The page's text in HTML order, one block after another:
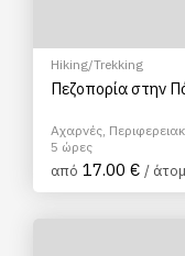
Hiking/Trekking
Πεζοπορία στην
Αχαρνές,
5 ώρες
από 17.00 € /